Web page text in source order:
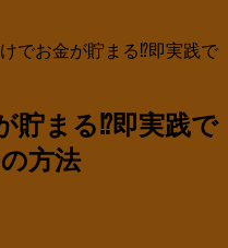
でお金が貯まる⁉即実践で
貯まる⁉即実践で
方法